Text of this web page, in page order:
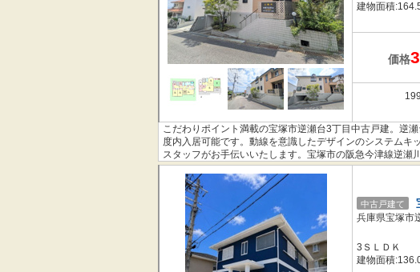
建物面積
価格
こだわりポイント満載の宝塚市逆瀬台3丁目中古戸建。逆
度内入居可能です。動線を意識したデザインのシステム
スタッフがお手伝いいたします。宝塚市の阪急今津線逆瀬
中古戸建て
兵庫県宝塚市
3ＳＬＤＫ
建物面積